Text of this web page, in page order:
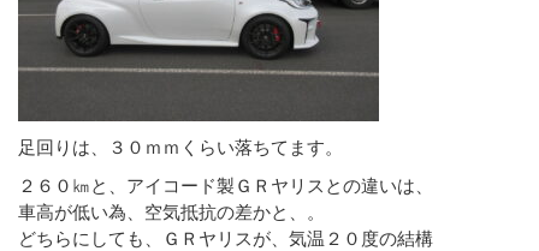
足回りは、３０ｍｍくらい落ちてます。
２６０㎞と、アイコード製ＧＲヤリスとの違いは、
車高が低い為、空気抵抗の差かと、。
どちらにしても、ＧＲヤリスが、気温２０度の結構